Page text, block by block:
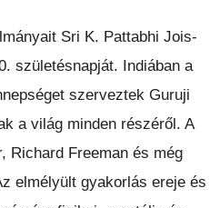
Sri K. Pattabhi Jois-
születésnapját. Indiában a
szerveztek Guruji
a világ minden részéről. A
Richard Freeman és még
elmélyült gyakorlás ereje és